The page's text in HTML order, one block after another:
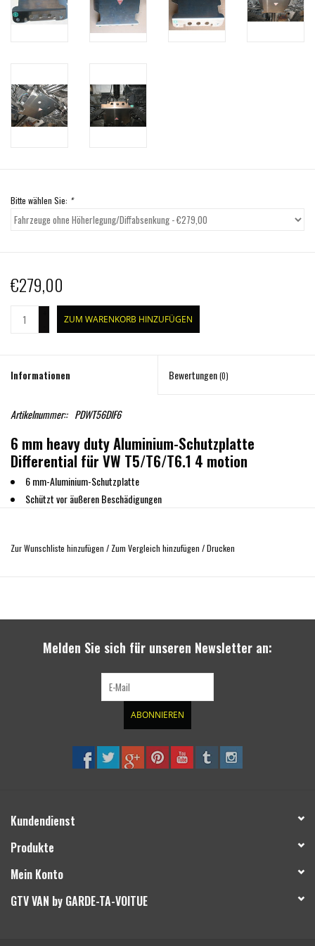
Bitte wählen Sie: *
€279,00
ZUM WARENKORB HINZUFÜGEN
Informationen Bewertungen(0)
Artikelnummer:: PDWT56DIF6
6 mm heavy duty Aluminium-Schutzplatte
Differential für VW T5/T6/T6.1 4 motion
6 mm-Aluminium-Schutzplatte
Schützt vor äußeren Beschädigungen
4,8 kg
Zur Wunschliste hinzufügen / Zum Vergleich hinzufügen /Drucken
Melden Sie sich für unseren Newsletter an:
ABONNIEREN
Kundendienst
Produkte
Mein Konto
GTV VAN by GARDE-TA-VOITUE